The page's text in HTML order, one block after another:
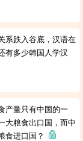
系跌入谷底，汉语在
有多少韩国人学汉
产量只有中国的一
大粮食出口国，而中
食进口国？